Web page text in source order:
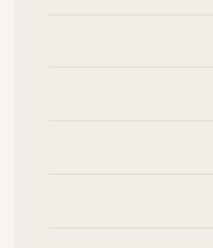
لمس، نقد رفتارهای